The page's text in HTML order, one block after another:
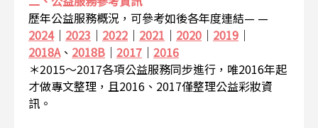
歷年公益服務概況，可參考如後各年度連結— —
2024｜ 2023 ｜ 2022 ｜ 2021 ｜ 2020 ｜ 2019 ｜
2018A、 2018B ｜ 2017 ｜ 2016
＊2015～2017各項公益服務同步進行，唯2016年起
才做專文整理，且2016、2017僅整理公益彩妝資
訊。